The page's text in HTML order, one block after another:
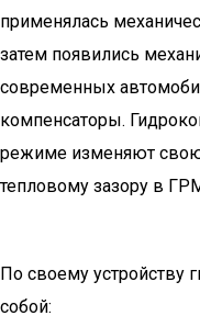
применялась
затем появились
современных
компенсаторы.
режиме изменяют
тепловому зазору в
По своему устройству
собой: